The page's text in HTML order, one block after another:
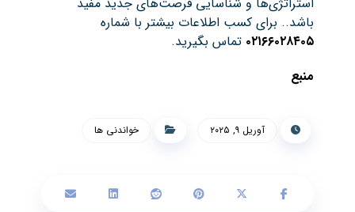
باشد.. برای کسب اطلاعات بیشتر با شماره
۰۲۱۶۶۰۲۸۴۰۵ تماس بگیرید.
منبع
آوریل ۹, ۲۰۲۵ خواندنی ها